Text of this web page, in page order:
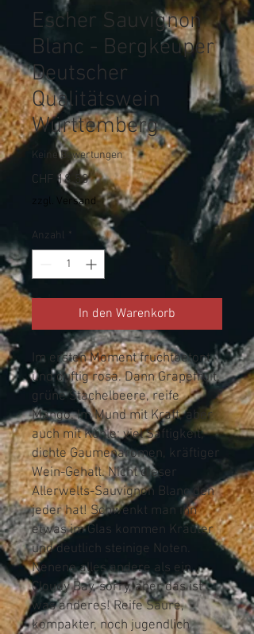
Escher Sauvignon
Blanc - Bergkeuper
Deutscher
Qualitätswein
Württemberg
Keine Bewertungen
CHF 18.50Preis
zzgl. Versand
Anzahl *
In den Warenkorb
Im ersten Moment fruchtbetont
und duftig rosa. Dann Grapefruit,
grüne Stachelbeere, reife
Mango. Im Mund mit Kraft, aber
auch mit Kühle: viel Saftigkeit,
dichte Gaumenaromen, kräftiger
Wein-Gehalt. Nicht dieser
Allerwelts-Sauvignon Blanc den
jeder hat! Schwenkt man ihn
etwas im Glas kommen Kräuter
und deutlich steinige Noten.
Nenene alles andere als ein
Cloudy Bay, sorry, aber das ist
was anderes! Reife Säure,
kompakter, noch jugendlich